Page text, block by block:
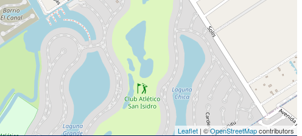
Leaflet | ©OpenStreetMapcontributors